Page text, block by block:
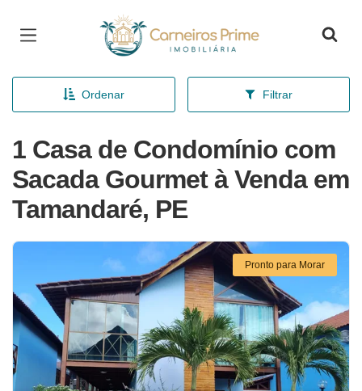
Página inicial
Ordenar Filtrar
1 Casa de Condomínio com
Sacada Gourmet à Venda em
Tamandaré, PE
Pronto para Morar